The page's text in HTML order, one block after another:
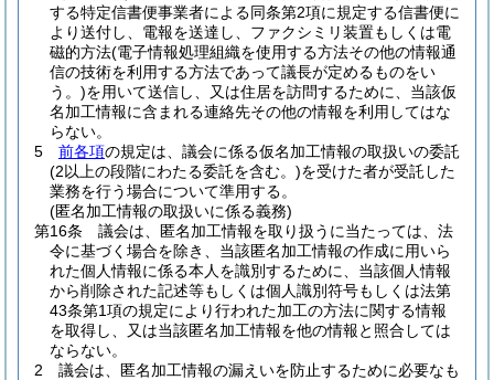
する特定信書便事業者による同条第2項に規定する信書便に
より送付し、電報を送達し、ファクシミリ装置もしくは電
磁的方法(電子情報処理組織を使用する方法その他の情報通
信の技術を利用する方法であって議長が定めるものをい
う。)を用いて送信し、又は住居を訪問するために、当該仮
名加工情報に含まれる連絡先その他の情報を利用してはな
らない。
5
前各項の規定は、議会に係る仮名加工情報の取扱いの委託
(2以上の段階にわたる委託を含む。)を受けた者が受託した
業務を行う場合について準用する。
(匿名加工情報の取扱いに係る義務)
第16条
議会は、匿名加工情報を取り扱うに当たっては、法
令に基づく場合を除き、当該匿名加工情報の作成に用いら
れた個人情報に係る本人を識別するために、当該個人情報
から削除された記述等もしくは個人識別符号もしくは法第
43条第1項の規定により行われた加工の方法に関する情報
を取得し、又は当該匿名加工情報を他の情報と照合しては
ならない。
2
議会は、匿名加工情報の漏えいを防止するために必要なも